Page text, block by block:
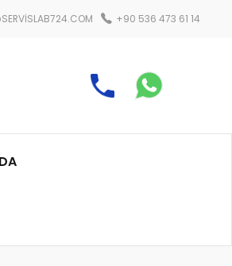
+90 536 473 61 14